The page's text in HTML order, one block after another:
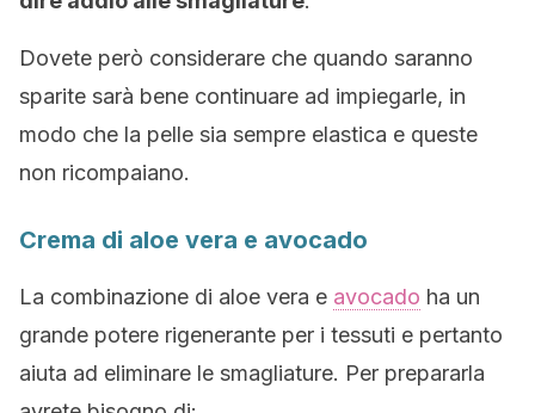
Dovete però considerare che quando saranno
sparite sarà bene continuare ad impiegarle, in
modo che la pelle sia sempre elastica e queste
non ricompaiano.
Crema di aloe vera e avocado
La combinazione di aloe vera e avocado ha un
grande potere rigenerante per i tessuti e pertanto
aiuta ad eliminare le smagliature. Per prepararla